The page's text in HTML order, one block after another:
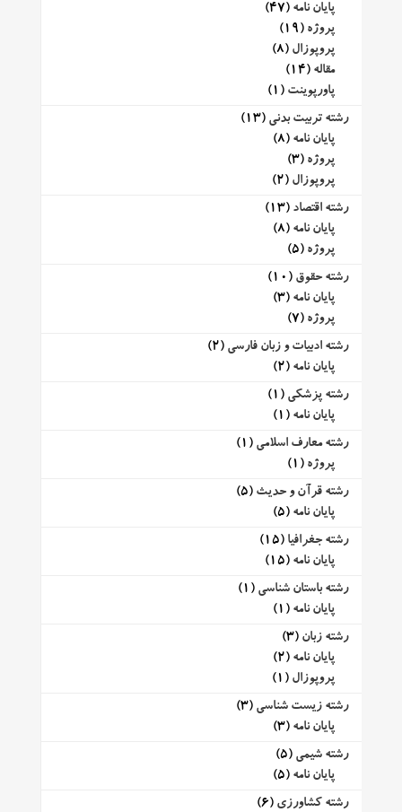
پایان نامه (47)
پروژه (19)
پروپوزال (8)
مقاله (14)
پاورپوینت (1)
رشته تربیت بدنی (13)
پایان نامه (8)
پروژه (3)
پروپوزال (2)
رشته اقتصاد (13)
پایان نامه (8)
پروژه (5)
رشته حقوق (10)
پایان نامه (3)
پروژه (7)
رشته ادبیات و زبان فارسی (2)
پایان نامه (2)
رشته پزشکی (1)
پایان نامه (1)
رشته معارف اسلامی (1)
پروژه (1)
رشته قرآن و حدیث (5)
پایان نامه (5)
رشته جغرافیا (15)
پایان نامه (15)
رشته باستان شناسی (1)
پایان نامه (1)
رشته زبان (3)
پایان نامه (2)
پروپوزال (1)
رشته زیست شناسی (3)
پایان نامه (3)
رشته شیمی (5)
پایان نامه (5)
رشته کشاورزی (6)